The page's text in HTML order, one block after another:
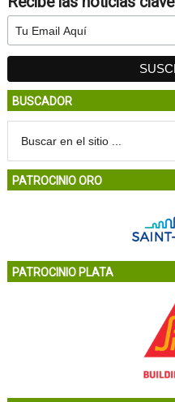
BUSCADOR
PATROCINIO ORO
PATROCINIO PLATA